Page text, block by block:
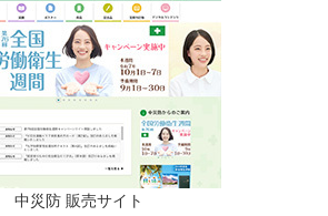
中災防 販売サイト